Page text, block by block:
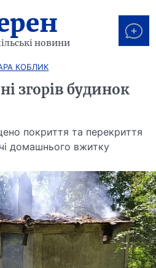
новини
КОБЛИК
згорів будинок
покриття та перекриття
домашнього вжитку